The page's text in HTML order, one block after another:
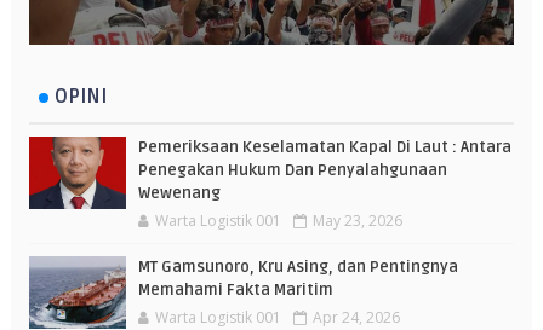
OPINI
Pemeriksaan Keselamatan Kapal Di Laut : Antara
Penegakan Hukum Dan Penyalahgunaan
Wewenang
Warta Logistik 001 May 23, 2026
MT Gamsunoro, Kru Asing, dan Pentingnya
Memahami Fakta Maritim
Warta Logistik 001 Apr 24, 2026